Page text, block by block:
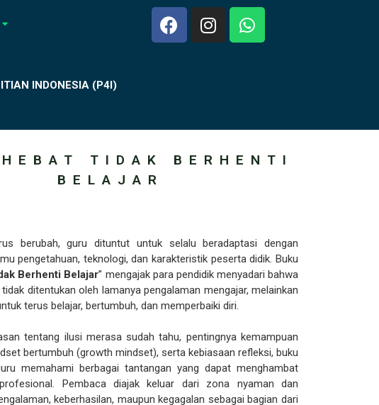
INDONESIA (P4I)
HEBAT TIDAK BERHENTI
BELAJAR
berubah, guru dituntut untuk selalu beradaptasi dengan
pengetahuan, teknologi, dan karakteristik peserta didik. Buku
Berhenti Belajar” mengajak para pendidik menyadari bahwa
ditentukan oleh lamanya pengalaman mengajar, melainkan
terus belajar, bertumbuh, dan memperbaiki diri.
tentang ilusi merasa sudah tahu, pentingnya kemampuan
bertumbuh (growth mindset), serta kebiasaan refleksi, buku
memahami berbagai tantangan yang dapat menghambat
Pembaca diajak keluar dari zona nyaman dan
keberhasilan, maupun kegagalan sebagai bagian dari